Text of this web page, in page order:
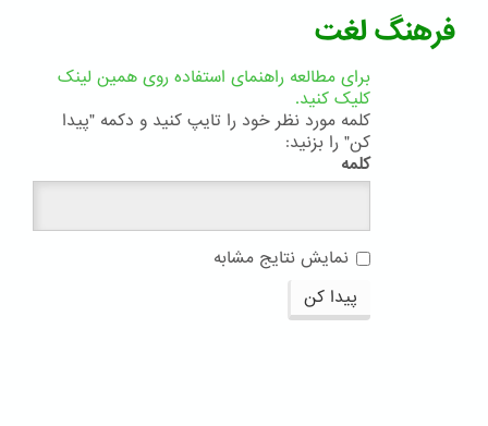
فرهنگ لغت
برای مطالعه راهنمای استفاده روی همین لینک
کلیک کنید.
کلمه مورد نظر خود را تایپ کنید و دکمه "پیدا
کن" را بزنید:
کلمه
نمایش نتایج مشابه
پیدا کن